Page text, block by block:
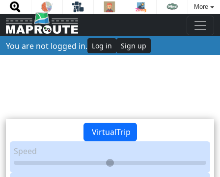
More
You are not logged in. Log in Sign up
VirtualTrip
Speed